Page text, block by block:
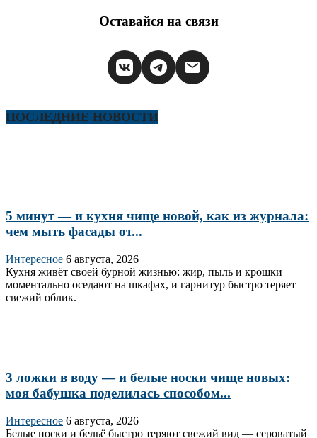
Оставайся на связи
ПОСЛЕДНИЕ НОВОСТИ
5 минут — и кухня чище новой, как из журнала:
чем мыть фасады от...
Интересное 6 августа, 2026
Кухня живёт своей бурной жизнью: жир, пыль и крошки
моментально оседают на шкафах, и гарнитур быстро теряет
свежий облик.
3 ложки в воду — и белые носки чище новых:
моя бабушка поделилась способом...
Интересное 6 августа, 2026
Белые носки и бельё быстро теряют свежий вид — сероватый